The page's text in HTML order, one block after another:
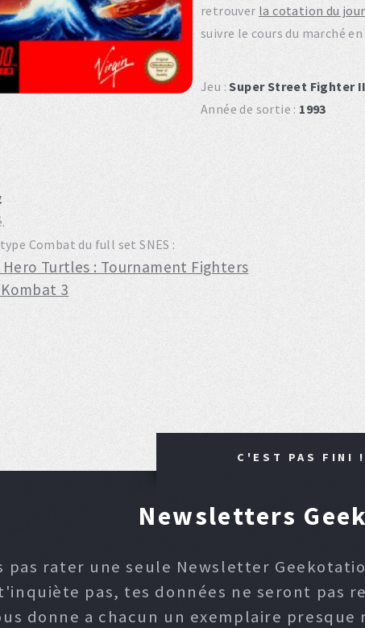
retrouver la cotation du
suivre le cours du marché
Jeu :Super Street Fighter II
Année de sortie : 1993
Combat du full set SNES :
Turtles : Tournament Fighters
3
C'EST PAS FINI !
Newsletters
pas rater une seule Newsletter
pas, tes données ne seront pas
donne a chacun un exemplaire